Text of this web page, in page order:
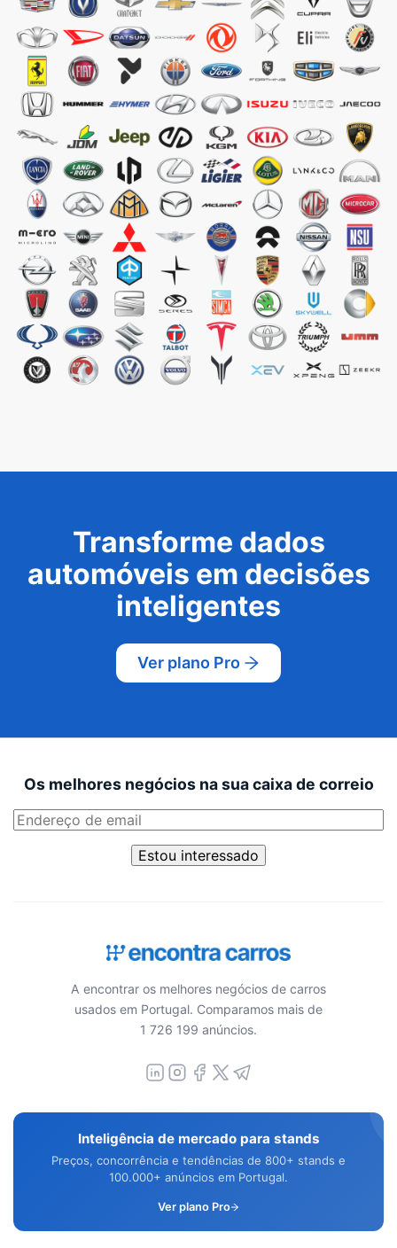
Transforme dados
automóveis em decisões
inteligentes
Ver plano Pro
Os melhores negócios na sua caixa de correio
Estou interessado
A encontrar os melhores negócios de carros
usados em Portugal. Comparamos mais de
1 726 199 anúncios.
Inteligência de mercado para stands
Preços, concorrência e tendências de 800+ stands e
100.000+ anúncios em Portugal.
Ver plano Pro